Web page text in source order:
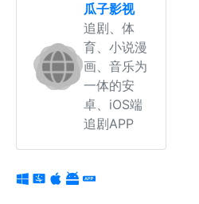
瓜子影视
追剧、体
育、小说漫
画、音乐为
一体的安
卓、iOS端
追剧APP